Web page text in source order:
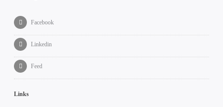
Facebook
Linkedin
Feed
Links